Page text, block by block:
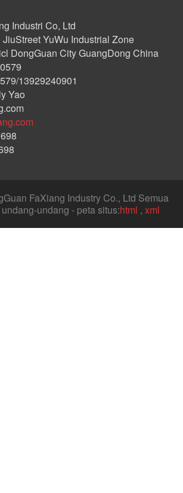
Industri Co, Ltd
YuWu Industrial Zone
DongGuan City GuangDong China
13929240901
Yao
FaXiang Industry Co., Ltd Semua
undang - peta situs:html , xml